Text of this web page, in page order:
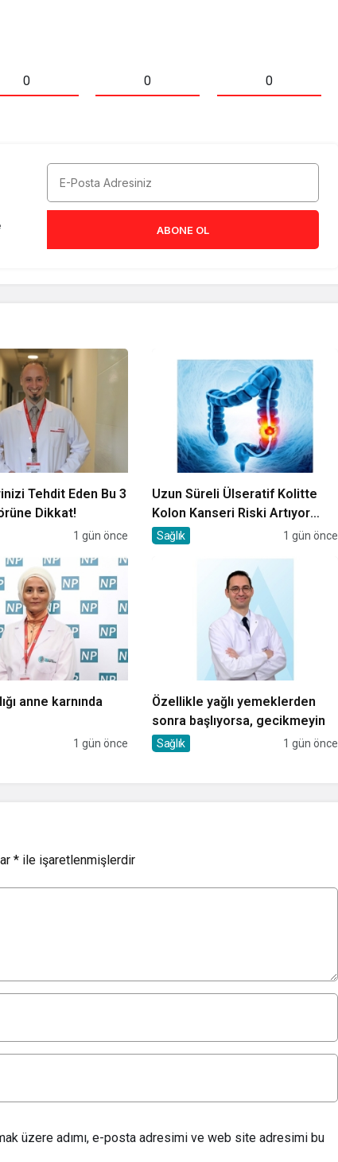
0 0 0
ABONE OL
Tehdit Eden Bu 3
Dikkat!
1 gün önce
Uzun Süreli Ülseratif Kolitte
Kolon Kanseri Riski Artıyor
mu?
Sağlık 1 gün önce
anne karnında
1 gün önce
Özellikle yağlı yemeklerden
sonra başlıyorsa, gecikmeyin
Sağlık 1 gün önce
* ile işaretlenmişlerdir
üzere adımı, e-posta adresimi ve web site adresimi bu